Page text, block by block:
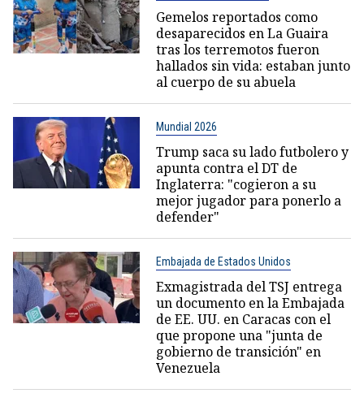
Gemelos reportados como
desaparecidos en La Guaira
tras los terremotos fueron
hallados sin vida: estaban junto
al cuerpo de su abuela
Mundial 2026
Trump saca su lado futbolero y
apunta contra el DT de
Inglaterra: "cogieron a su
mejor jugador para ponerlo a
defender"
Embajada de Estados Unidos
Exmagistrada del TSJ entrega
un documento en la Embajada
de EE. UU. en Caracas con el
que propone una "junta de
gobierno de transición" en
Venezuela